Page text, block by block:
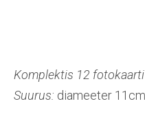
Komplektis 12 fotokaarti
Suurus: diameeter 11cm